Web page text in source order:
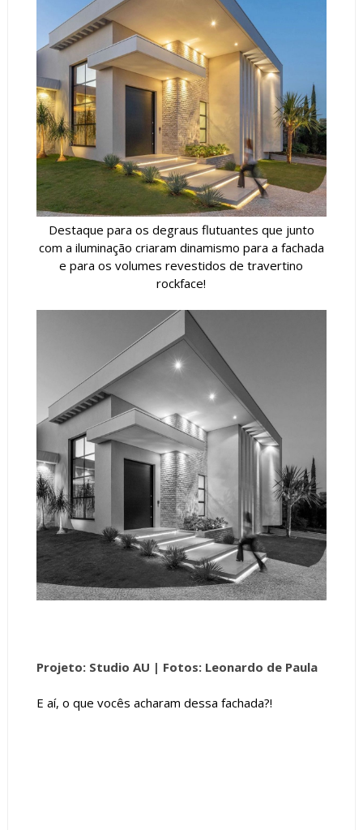
Destaque para os degraus flutuantes que junto
com a iluminação criaram dinamismo para a fachada
e para os volumes revestidos de travertino
rockface!
Projeto: Studio AU | Fotos: Leonardo de Paula
E aí, o que vocês acharam dessa fachada?!